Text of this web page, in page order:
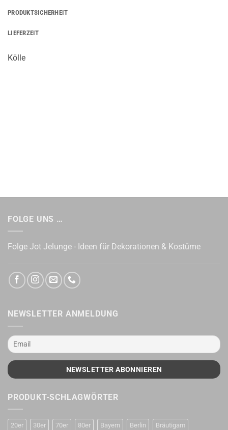
PRODUKTSICHERHEIT
LIEFERZEIT
Kölle
FOLGE UNS …
Folge Jot Jelunge - Ideen für Dekorationen & Kostüme
NEWSLETTER ANMELDUNG
PRODUKT-SCHLAGWÖRTER
20er 30er 70er 80er Bayern Berlin Bräutigam